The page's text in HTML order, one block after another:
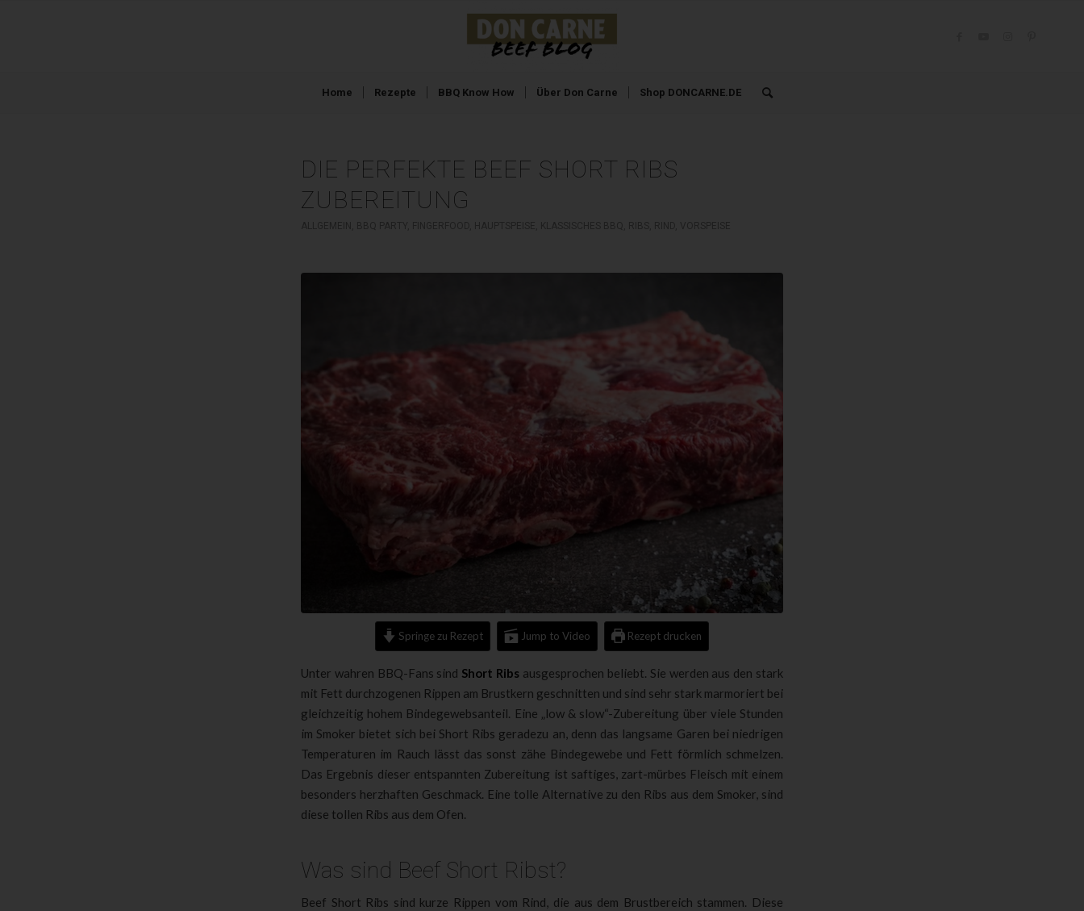
Home Rezepte BBQ Know How Über Don Carne Shop DONCARNE.DE
DIE PERFEKTE BEEF SHORT RIBS
ZUBEREITUNG
Springe zu Rezept Jump to Video Rezept drucken
Unter wahren BBQ-Fans sind Short Ribs ausgesprochen beliebt. Sie werden aus den stark
mit Fett durchzogenen Rippen am Brustkern geschnitten und sind sehr stark marmoriert bei
gleichzeitig hohem Bindegewebsanteil. Eine „low & slow“-Zubereitung über viele Stunden
im Smoker bietet sich bei Short Ribs geradezu an, denn das langsame Garen bei niedrigen
Temperaturen im Rauch lässt das sonst zähe Bindegewebe und Fett förmlich schmelzen.
Das Ergebnis dieser entspannten Zubereitung ist saftiges, zart-mürbes Fleisch mit einem
besonders herzhaften Geschmack. Eine tolle Alternative zu den Ribs aus dem Smoker, sind
diese tollen Ribs aus dem Ofen.
Was sind Beef Short Ribst?
Beef Short Ribs sind kurze Rippen vom Rind, die aus dem Brustbereich stammen. Diese